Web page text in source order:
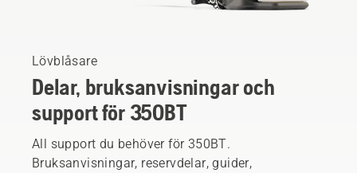
Lövblåsare
Delar, bruksanvisningar och
support för 350BT
All support du behöver för 350BT.
Bruksanvisningar, reservdelar, guider,